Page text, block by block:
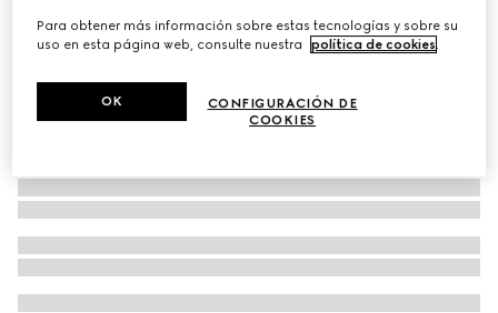
Para obtener más información sobre estas tecnologías y sobre su
uso en esta página web, consulte nuestra
política de cookies.
CONFIGURACIÓN DE
COOKIES
OK